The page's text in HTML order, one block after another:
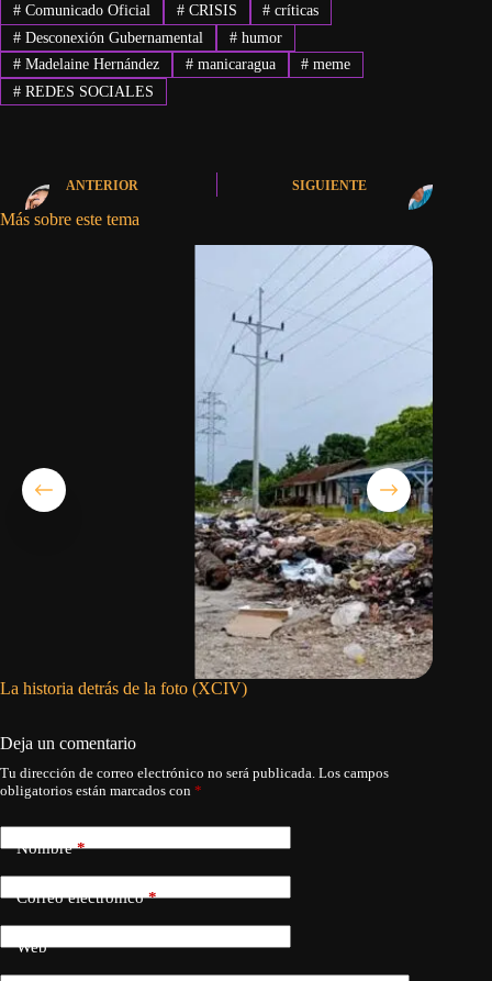
#Comunicado Oficial #CRISIS # críticas
#Desconexión Gubernamental #humor
#Madelaine Hernández #manicaragua # meme
#REDES SOCIALES
ANTERIOR SIGUIENTE
Más sobre este tema
La historia detrás de la foto (XCIV)
Deja un comentario
Tu dirección de correo electrónico no será publicada. Los campos
obligatorios están marcados con *
Nombre*
Correo electrónico*
Web